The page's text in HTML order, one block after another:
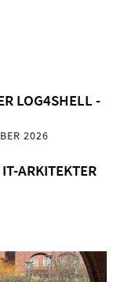
LOG4SHELL -
2026
ARKITEKTER